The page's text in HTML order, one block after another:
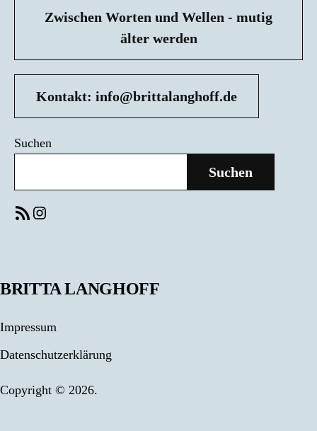
Zwischen Worten und Wellen - mutig
älter werden
Kontakt: info@brittalanghoff.de
Suchen
Suchen
RSS-FeedInstagram
BRITTA LANGHOFF
Copyright © 2026.
Impressum
Datenschutzerklärung